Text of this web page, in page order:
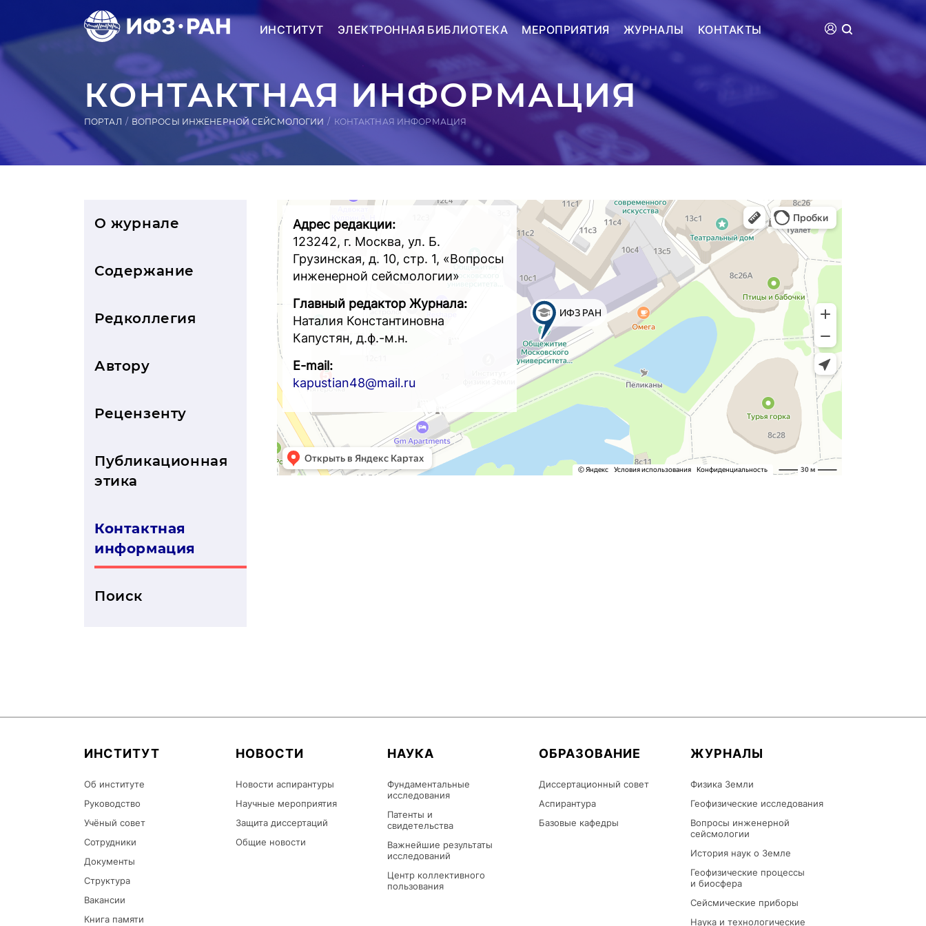
ИНСТИТУТ ЭЛЕКТРОННАЯ БИБЛИОТЕКА МЕРОПРИЯТИЯ ЖУРНАЛЫ КОНТАКТЫ
КОНТАКТНАЯ ИНФОРМАЦИЯ
ПОРТАЛ ВОПРОСЫ ИНЖЕНЕРНОЙ СЕЙСМОЛОГИИ КОНТАКТНАЯ ИНФОРМАЦИЯ
О журнале
Содержание
Редколлегия
Автору
Рецензенту
Публикационная
этика
Контактная
информация
Поиск
Адрес редакции:
123242, г. Москва, ул. Б.
Грузинская, д. 10, стр. 1, «Вопросы
инженерной сейсмологии»
Главный редактор Журнала:
Наталия Константиновна
Капустян, д.ф.-м.н.
E-mail:
kapustian48@mail.ru
ИНСТИТУТ
Об институте
Руководство
Учёный совет
Сотрудники
Документы
Структура
Вакансии
Книга памяти
НОВОСТИ
Новости аспирантуры
Научные мероприятия
Защита диссертаций
Общие новости
НАУКА
Фундаментальные
исследования
Патенты и
свидетельства
Важнейшие результаты
исследований
Центр коллективного
пользования
ОБРАЗОВАНИЕ
Диссертационный совет
Аспирантура
Базовые кафедры
ЖУРНАЛЫ
Физика Земли
Геофизические исследования
Вопросы инженерной
сейсмологии
История наук о Земле
Геофизические процессы
и биосфера
Сейсмические приборы
Наука и технологические